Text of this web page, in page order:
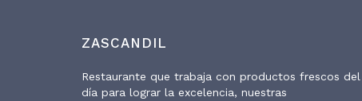
ZASCANDIL
Restaurante que trabaja con productos frescos del
día para lograr la excelencia, nuestras